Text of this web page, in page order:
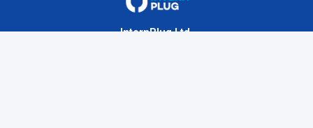
InternPlug Ltd.